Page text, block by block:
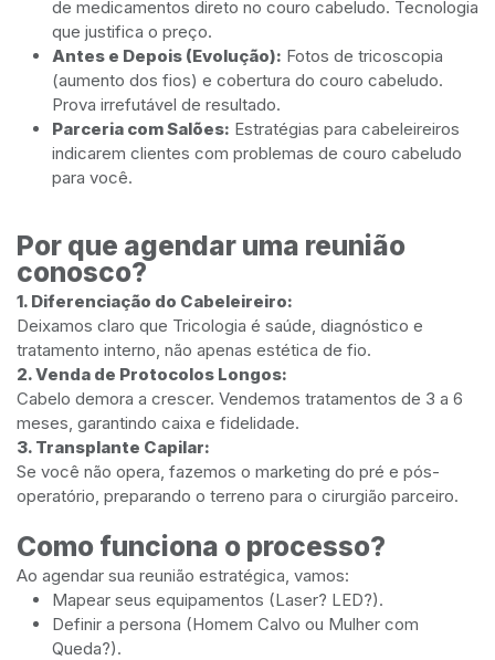
de medicamentos direto no couro cabeludo. Tecnologia
que justifica o preço.
Antes e Depois (Evolução): Fotos de tricoscopia
(aumento dos fios) e cobertura do couro cabeludo.
Prova irrefutável de resultado.
Parceria com Salões: Estratégias para cabeleireiros
indicarem clientes com problemas de couro cabeludo
para você.
Por que agendar uma reunião
conosco?
1. Diferenciação do Cabeleireiro:
Deixamos claro que Tricologia é saúde, diagnóstico e
tratamento interno, não apenas estética de fio.
2. Venda de Protocolos Longos:
Cabelo demora a crescer. Vendemos tratamentos de 3 a 6
meses, garantindo caixa e fidelidade.
3. Transplante Capilar:
Se você não opera, fazemos o marketing do pré e pós-
operatório, preparando o terreno para o cirurgião parceiro.
Como funciona o processo?
Ao agendar sua reunião estratégica, vamos:
Mapear seus equipamentos (Laser? LED?).
Definir a persona (Homem Calvo ou Mulher com
Queda?).